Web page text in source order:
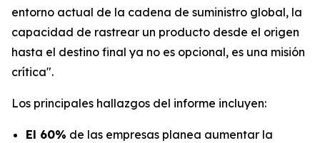
entorno actual de la cadena de suministro global, la
capacidad de rastrear un producto desde el origen
hasta el destino final ya no es opcional, es una misión
crítica".
Los principales hallazgos del informe incluyen:
El 60% de las empresas planea aumentar la